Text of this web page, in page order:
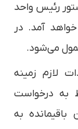
رئیس واحد
آمد. در
می‌شود.
لازم زمینه
به درخواست
باقیمانده به